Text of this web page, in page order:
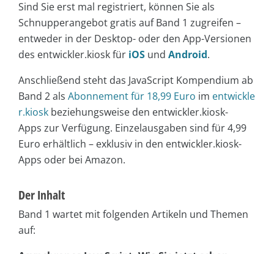
Sind Sie erst mal registriert, können Sie als
Schnupperangebot gratis auf Band 1 zugreifen –
entweder in der Desktop- oder den App-Versionen
des entwickler.kiosk für iOS und Android.
Anschließend steht das JavaScript Kompendium ab
Band 2 als Abonnement für 18,99 Euro im entwickle
r.kiosk beziehungsweise den entwickler.kiosk-
Apps zur Verfügung. Einzelausgaben sind für 4,99
Euro erhältlich – exklusiv in den entwickler.kiosk-
Apps oder bei Amazon.
Der Inhalt
Band 1 wartet mit folgenden Artikeln und Themen
auf: